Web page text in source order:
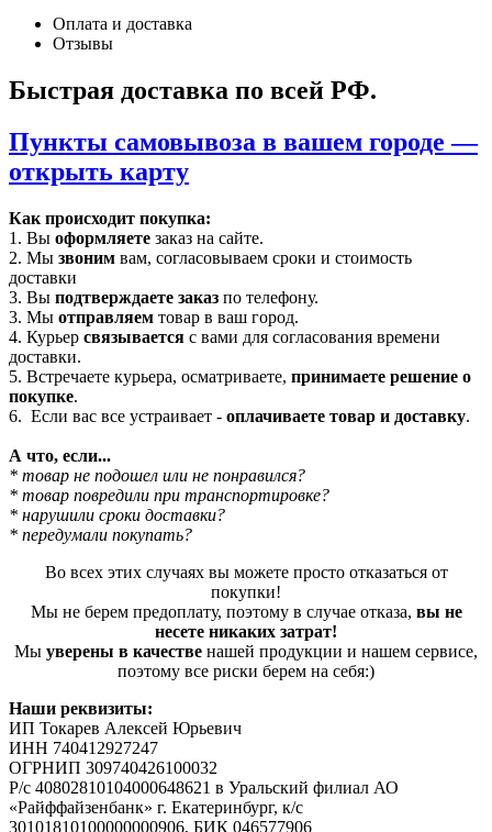
Оплата и доставка
Отзывы
Быстрая доставка по всей РФ.
Пункты самовывоза в вашем городе —
открыть карту
Как происходит покупка:
1. Вы оформляете заказ на сайте.
2. Мы звоним вам, согласовываем сроки и стоимость
доставки
3. Вы подтверждаете заказ по телефону.
3. Мы отправляем товар в ваш город.
4. Курьер связывается с вами для согласования времени
доставки.
5. Встречаете курьера, осматриваете, принимаете решение о
покупке.
6. Если вас все устраивает - оплачиваете товар и доставку.
А что, если...
* товар не подошел или не понравился?
* товар повредили при транспортировке?
* нарушили сроки доставки?
* передумали покупать?
Во всех этих случаях вы можете просто отказаться от
покупки!
Мы не берем предоплату, поэтому в случае отказа, вы не
несете никаких затрат!
Мы уверены в качестве нашей продукции и нашем сервисе,
поэтому все риски берем на себя:)
Наши реквизиты:
ИП Токарев Алексей Юрьевич
ИНН 740412927247
ОГРНИП 309740426100032
Р/с 40802810104000648621 в Уральский филиал АО
«Райффайзенбанк» г. Екатеринбург, к/с
30101810100000000906, БИК 046577906